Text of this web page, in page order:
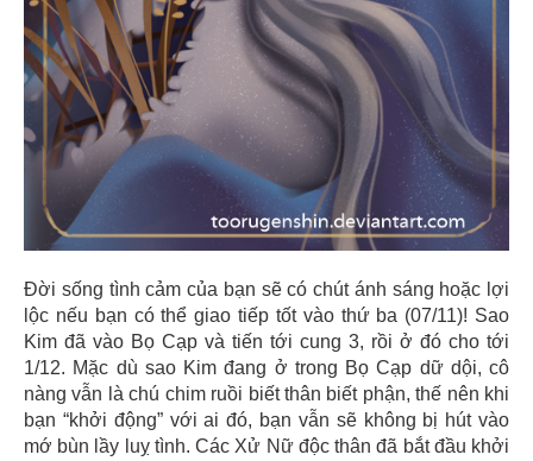
Đời sống tình cảm của bạn sẽ có chút ánh sáng hoặc lợi
lộc nếu bạn có thể giao tiếp tốt vào thứ ba (07/11)! Sao
Kim đã vào Bọ Cạp và tiến tới cung 3, rồi ở đó cho tới
1/12. Mặc dù sao Kim đang ở trong Bọ Cạp dữ dội, cô
nàng vẫn là chú chim ruồi biết thân biết phận, thế nên khi
bạn “khởi động” với ai đó, bạn vẫn sẽ không bị hút vào
mớ bùn lầy luỵ tình. Các Xử Nữ độc thân đã bắt đầu khởi